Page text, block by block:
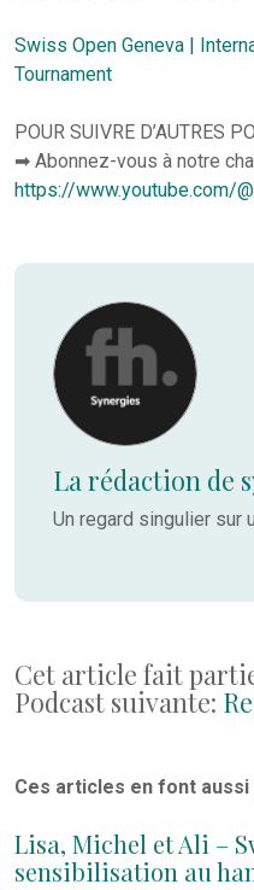
Swiss Open Geneva |
Tournament
POUR SUIVRE D’AUTRES
➡ Abonnez-vous à notre
https://www.youtube.com/
La rédaction de
Un regard singulier sur
Cet article fait
Podcast suivante:
Ces articles en font aussi
Lisa, Michel et Ali –
sensibilisation au